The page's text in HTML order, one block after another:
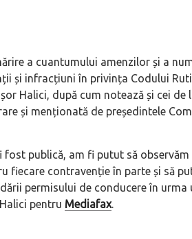
a cuantumului amenzilor și a
și infracțiuni în privința Codului
Halici, după cum notează și cei de
și menționată de președintele
fost publică, am fi putut să
fiecare contravenție în parte și să
permisului de conducere în urma
pentru Mediafax.